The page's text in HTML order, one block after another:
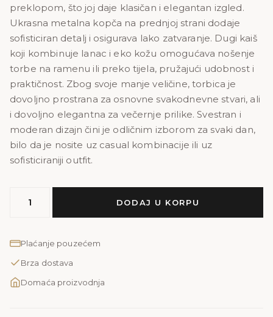
preklopom, što joj daje klasičan i elegantan izgled.
Ukrasna metalna kopča na prednjoj strani dodaje
sofisticiran detalj i osigurava lako zatvaranje. Dugi kaiš
koji kombinuje lanac i eko kožu omogućava nošenje
torbe na ramenu ili preko tijela, pružajući udobnost i
praktičnost. Zbog svoje manje veličine, torbica je
dovoljno prostrana za osnovne svakodnevne stvari, ali
i dovoljno elegantna za večernje prilike. Svestran i
moderan dizajn čini je odličnim izborom za svaki dan,
bilo da je nosite uz casual kombinacije ili uz
sofisticiraniji outfit.
PRINT
količina
DODAJ U KORPU
Plaćanje pouzećem
Brza dostava
Domaća proizvodnja